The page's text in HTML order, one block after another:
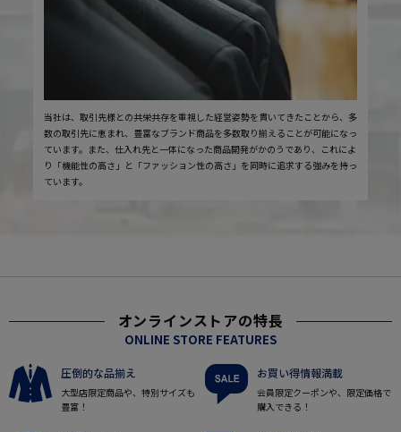
当社は、取引先様との共栄共存を重視した経営姿勢を貫いてきたことから、多
数の取引先に恵まれ、豊富なブランド商品を多数取り揃えることが可能になっ
ています。また、仕入れ先と一体になった商品開発がかのうであり、これによ
り「機能性の高さ」と「ファッション性の高さ」を同時に追求する強みを持っ
ています。
オンラインストアの特長
ONLINE STORE FEATURES
圧倒的な品揃え
大型店限定商品や、特別サイズも
豊富！
お買い得情報満載
会員限定クーポンや、限定価格で
購入できる！